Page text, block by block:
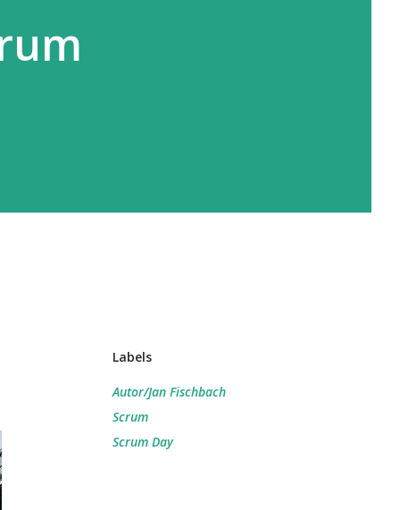
Labels
Autor/Jan Fischbach
Scrum
Scrum Day